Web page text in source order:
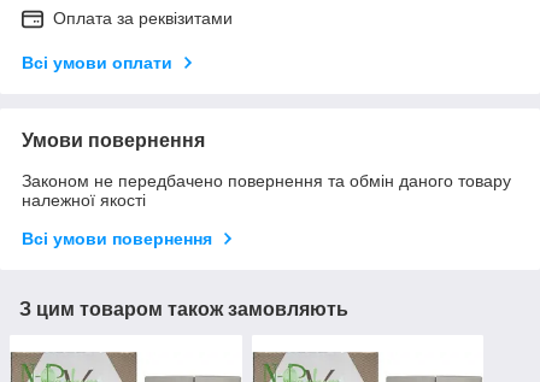
Оплата за реквізитами
Всі умови оплати
Умови повернення
Законом не передбачено повернення та обмін даного товару
належної якості
Всі умови повернення
З цим товаром також замовляють